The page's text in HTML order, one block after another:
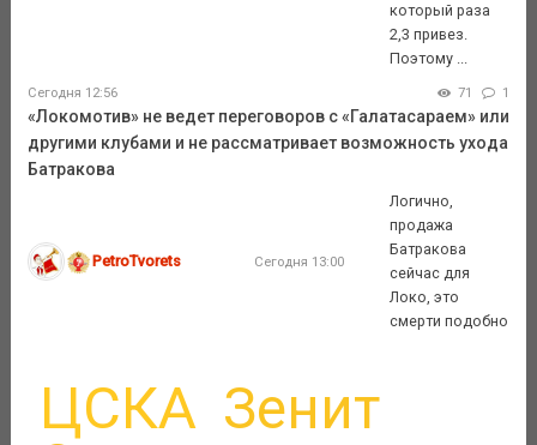
который раза
2,3 привез.
Поэтому ...
Сегодня 12:56 71 1
«Локомотив» не ведет переговоров с «Галатасараем» или
другими клубами и не рассматривает возможность ухода
Батракова
PetroTvorets Сегодня 13:00
Логично,
продажа
Батракова
сейчас для
Локо, это
смерти подобно
ЦСКА Зенит